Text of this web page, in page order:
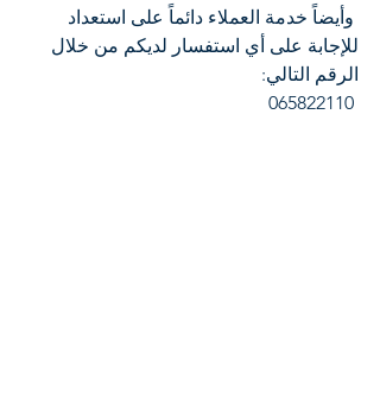
وأيضاً خدمة العملاء دائماً على استعداد
للإجابة على أي استفسار لديكم من خلال
الرقم التالي: